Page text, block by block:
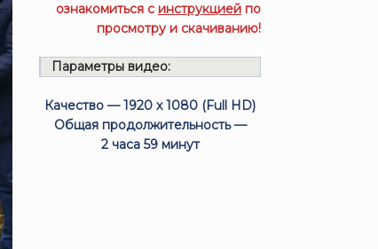
ознакомиться с инструкцией по
просмотру и скачиванию!
Параметры видео:
Качество — 1920 x 1080 (Full HD)
Общая продолжительность —
2 часа 59 минут